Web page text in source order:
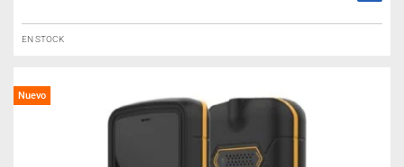
EN STOCK
Nuevo